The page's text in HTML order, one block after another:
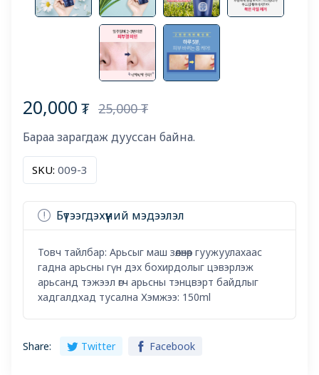
20,000 ₮ 25,000 ₮
Бараа зарагдаж дууссан байна.
SKU: 009-3
Бүтээгдэхүүний мэдээлэл
Товч тайлбар: Арьсыг маш зөөлөнөөр гуужуулахаас
гадна арьсны гүн дэх бохирдолыг цэвэрлэж
арьсанд тэжээл өгч арьсны тэнцвэрт байдлыг
хадгалдхад тусална Хэмжээ: 150ml
Share: Twitter Facebook